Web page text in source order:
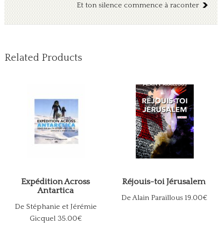
Et ton silence commence à raconter
Related Products
Expédition Across
Antartica
De Stéphanie et Jérémie
Gicquel 35.00€
Réjouis-toi Jérusalem
De Alain Paraillous 19.00€